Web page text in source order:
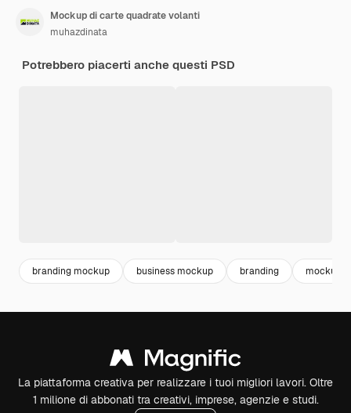
Mockup di carte quadrate volanti
muhazdinata
Potrebbero piacerti anche questi PSD
branding mockup business mockup branding mockup
La piattaforma creativa per realizzare i tuoi migliori lavori. Oltre
1 milione di abbonati tra creativi, imprese, agenzie e studi.